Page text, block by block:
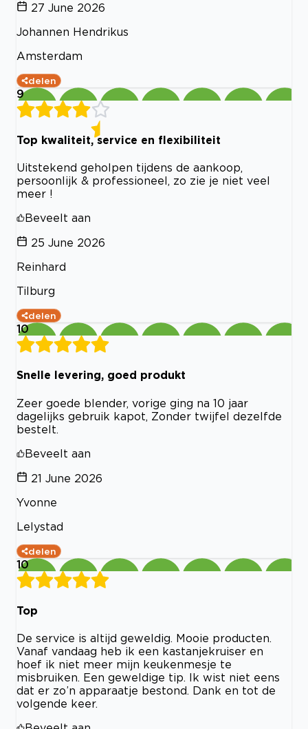
27 June 2026
Johannen Hendrikus
Amsterdam
delen
9
Top kwaliteit, service en flexibiliteit
Uitstekend geholpen tijdens de aankoop,
persoonlijk & professioneel, zo zie je niet veel
meer !
Beveelt aan
25 June 2026
Reinhard
Tilburg
delen
10
Snelle levering, goed produkt
Zeer goede blender, vorige ging na 10 jaar
dagelijks gebruik kapot, Zonder twijfel dezelfde
bestelt.
Beveelt aan
21 June 2026
Yvonne
Lelystad
delen
10
Top
De service is altijd geweldig. Mooie producten.
Vanaf vandaag heb ik een kastanjekruiser en
hoef ik niet meer mijn keukenmesje te
misbruiken. Een geweldige tip. Ik wist niet eens
dat er zo’n apparaatje bestond. Dank en tot de
volgende keer.